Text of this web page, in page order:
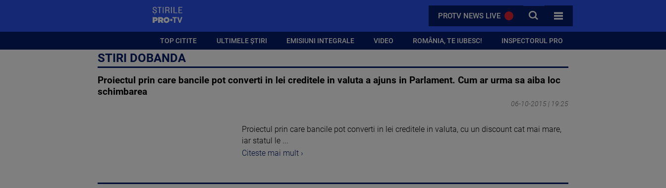
PROTV NEWS LIVE CAUTA
TOATE CATEGORIILE
TOP CITITE ULTIMELE ȘTIRI EMISIUNI INTEGRALE VIDEO ROMÂNIA, TE IUBESC! INSPECTORUL PRO
STIRI DOBANDA
Proiectul prin care bancile pot converti in lei creditele in valuta a ajuns in Parlament. Cum ar urma sa aiba loc
schimbarea
06-10-2015 | 19:25
Proiectul prin care bancile pot converti in lei creditele in valuta, cu un discount cat mai mare,
iar statul le ...
Citeste mai mult ›